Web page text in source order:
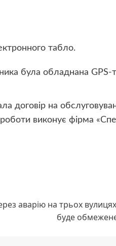
табло.
була обладнана
договір на
виконує фірма
аварію на трьох
буде